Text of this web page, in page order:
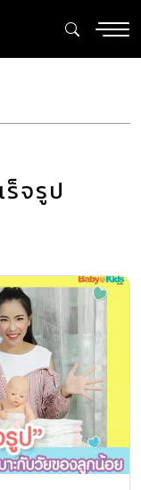
ร็จรูป